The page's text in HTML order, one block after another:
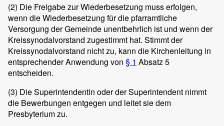
(2) Die Freigabe zur Wiederbesetzung muss erfolgen,
wenn die Wiederbesetzung für die pfarramtliche
Versorgung der Gemeinde unentbehrlich ist und wenn der
Kreissynodalvorstand zugestimmt hat. Stimmt der
Kreissynodalvorstand nicht zu, kann die Kirchenleitung in
entsprechender Anwendung von § 1 Absatz 5
entscheiden.
(3) Die Superintendentin oder der Superintendent nimmt
die Bewerbungen entgegen und leitet sie dem
Presbyterium zu.